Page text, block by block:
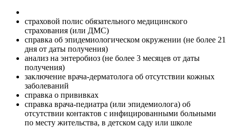
страховой полис обязательного медицинского
страхования (или ДМС)
справка об эпидемиологическом окружении (не более 21
дня от даты получения)
анализ на энтеробиоз (не более 3 месяцев от даты
получения)
заключение врача-дерматолога об отсутствии кожных
заболеваний
справка о прививках
справка врача-педиатра (или эпидемиолога) об
отсутствии контактов с инфицированными больными
по месту жительства, в детском саду или школе